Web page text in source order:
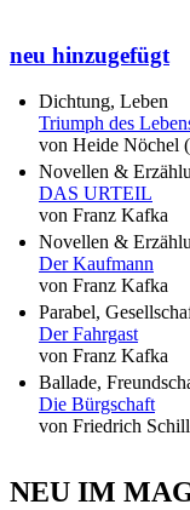
neu hinzugefügt
Dichtung, Leben
Triumph des
von Heide Nöchel
Novellen &
DAS URTEIL
von Franz Kafka
Novellen &
Der Kaufmann
von Franz Kafka
Parabel,
Der Fahrgast
von Franz Kafka
Ballade,
Die Bürgschaft
von Friedrich
NEU IM